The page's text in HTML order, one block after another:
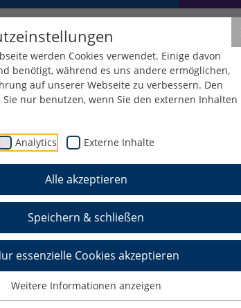
werden Cookies verwendet. Einige davon
benötigt, während es uns andere ermöglichen,
auf unserer Webseite zu verbessern. Den
Sie nur benutzen, wenn Sie den externen Inhalten
Analytics Externe Inhalte
Alle akzeptieren
Speichern & schließen
essenzielle Cookies akzeptieren
Weitere Informationen anzeigen
um 18:00 Uhr.